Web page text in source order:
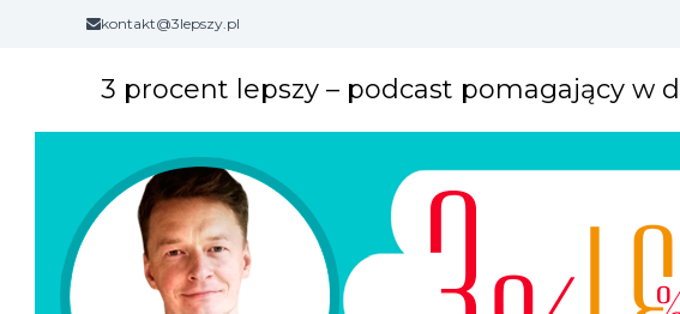
kontakt@3lepszy.pl
3 procent lepszy – podcast pomagający w